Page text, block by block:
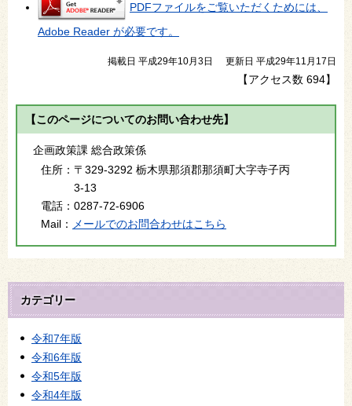
PDFファイルをご覧いただくためには、
Adobe Reader が必要です。
掲載日 平成29年10月3日 更新日 平成29年11月17日
【アクセス数 694】
【このページについてのお問い合わせ先】
企画政策課 総合政策係
住所： 〒329-3292 栃木県那須郡那須町大字寺子丙
3-13
電話： 0287-72-6906
Mail：
メールでのお問合わせはこちら
カテゴリー
令和7年版
令和6年版
令和5年版
令和4年版